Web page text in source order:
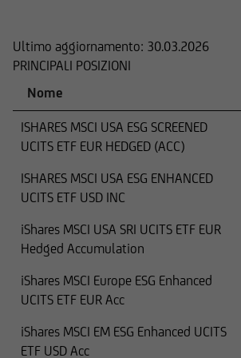
Ultimo aggiornamento: 30.03.2026
PRINCIPALI POSIZIONI
Nome
ISHARES MSCI USA ESG SCREENED
UCITS ETF EUR HEDGED (ACC)
ISHARES MSCI USA ESG ENHANCED
UCITS ETF USD INC
iShares MSCI USA SRI UCITS ETF EUR
Hedged Accumulation
iShares MSCI Europe ESG Enhanced
UCITS ETF EUR Acc
iShares MSCI EM ESG Enhanced UCITS
ETF USD Acc
aggiornate o in caso di
informazioni. Prima di assumere
decisione commerciale, vi
con uno dei nostri consulenti.
Per il resto, le informazioni
servizi finanziari contenute nel
Web sono state verificate
termini di conformità al diritto
di questo tipo di informazioni può
soggetta, in talune circostanze, a
pertanto destinate a persone